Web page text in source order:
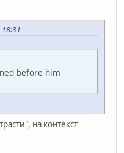
before him
на контекст